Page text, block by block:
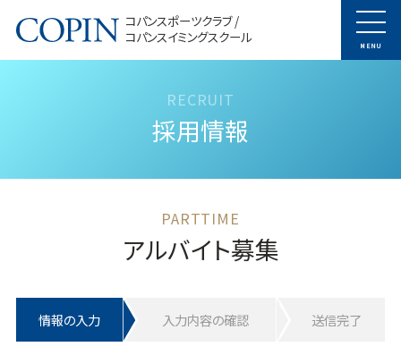
コパンスポーツクラブ /
コパンスイミングスクール
MENU
採用情報
アルバイト募集
情報の入力 入力内容の確認 送信完了